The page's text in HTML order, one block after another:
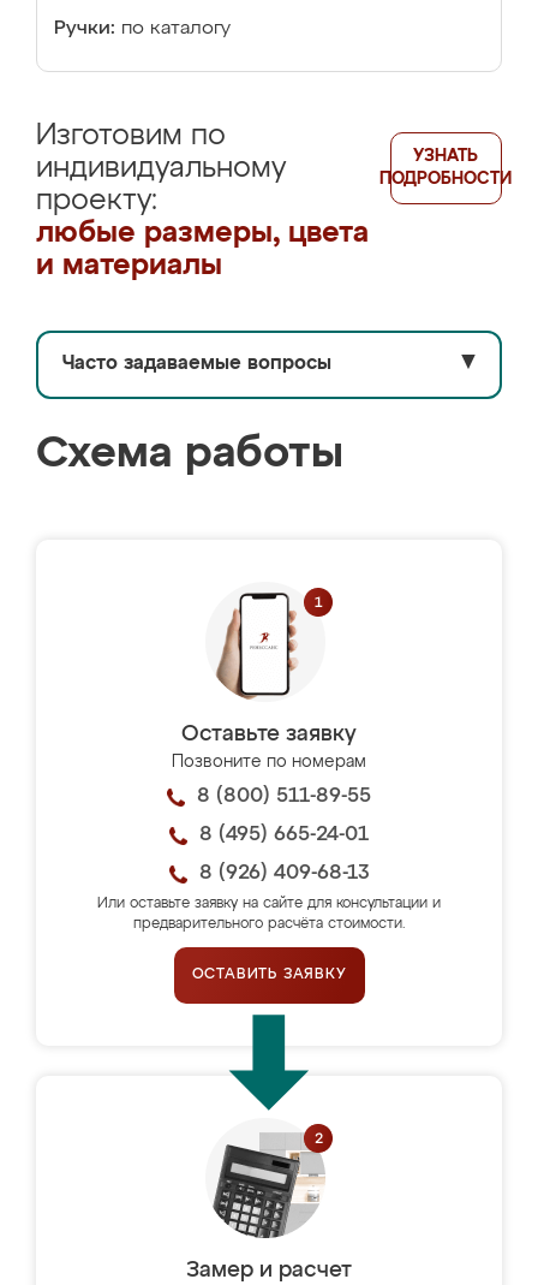
Ручки: по каталогу
Изготовим по
индивидуальному
проекту:
любые размеры, цвета
и материалы
УЗНАТЬ
ПОДРОБНОСТИ
Часто задаваемые вопросы ▼
Схема работы
Оставьте заявку
Позвоните по номерам
8 (800) 511-89-55
8 (495) 665-24-01
8 (926) 409-68-13
Или оставьте заявку на сайте для консультации и
предварительного расчёта стоимости.
ОСТАВИТЬ ЗАЯВКУ
Замер и расчет